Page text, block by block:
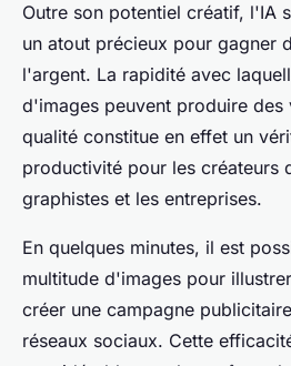
Outre son potentiel créatif, l'IA
un atout précieux pour gagner
l'argent. La rapidité avec
d'images peuvent produire des
qualité constitue en effet un
productivité pour les créateurs
graphistes et les entreprises.
En quelques minutes, il est
multitude d'images pour
créer une campagne
réseaux sociaux. Cette